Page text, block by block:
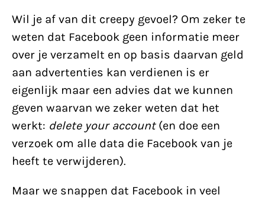
Wil je af van dit creepy gevoel? Om zeker te
weten dat Facebook geen informatie meer
over je verzamelt en op basis daarvan geld
aan advertenties kan verdienen is er
eigenlijk maar een advies dat we kunnen
geven waarvan we zeker weten dat het
werkt: delete your account(en doe een
verzoek om alle data die Facebook van je
heeft te verwijderen).
Maar we snappen dat Facebook in veel